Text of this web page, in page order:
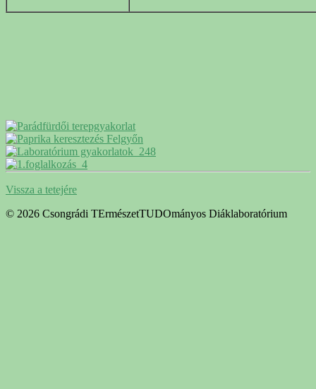
Vissza a tetejére
© 2026 Csongrádi TErmészetTUDOmányos Diáklaboratórium